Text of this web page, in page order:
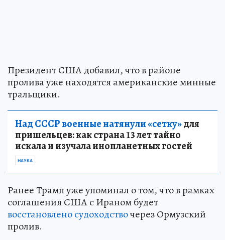
Президент США добавил, что в районе
пролива уже находятся американские минные
тральщики.
Над СССР военные натянули «сетку»для
пришельцев: как страна 13 лет тайно
искала и изучала инопланетных гостей
НАУКА
Ранее Трамп уже упоминал о том, что в рамках
соглашения США с Ираном будет
восстановлено судоходствочерез Ормузский
пролив.